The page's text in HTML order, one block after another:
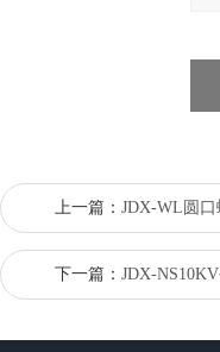
上一篇： JDX-WL圆
下一篇： JDX-